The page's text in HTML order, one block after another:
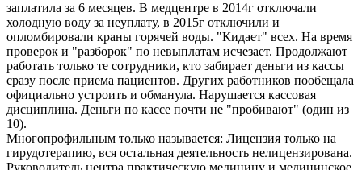
заплатила за 6 месяцев. В медцентре в 2014г отключали
холодную воду за неуплату, в 2015г отключили и
опломбировали краны горячей воды. "Кидает" всех. На время
проверок и "разборок" по невыплатам исчезает. Продолжают
работать только те сотрудники, кто забирает деньги из кассы
сразу после приема пациентов. Других работников пообещала
официально устроить и обманула. Нарушается кассовая
дисциплина. Деньги по кассе почти не "пробивают" (один из
10).
Многопрофильным только называется: Лицензия только на
гирудотерапию, вся остальная деятельность нелицензирована.